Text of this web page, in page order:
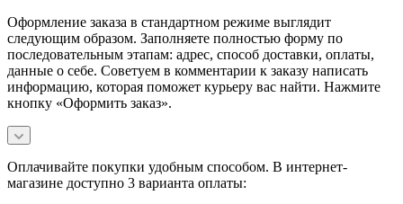
Оформление заказа в стандартном режиме выглядит
следующим образом. Заполняете полностью форму по
последовательным этапам: адрес, способ доставки, оплаты,
данные о себе. Советуем в комментарии к заказу написать
информацию, которая поможет курьеру вас найти. Нажмите
кнопку «Оформить заказ».
Оплачивайте покупки удобным способом. В интернет-
магазине доступно 3 варианта оплаты: